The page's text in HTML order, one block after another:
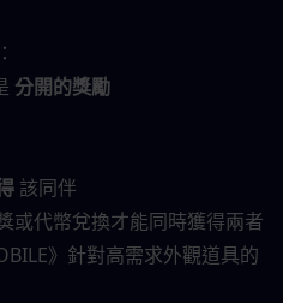
分開的獎勵
該同伴
或代幣兌換才能同時獲得兩者
》針對高需求外觀道具的